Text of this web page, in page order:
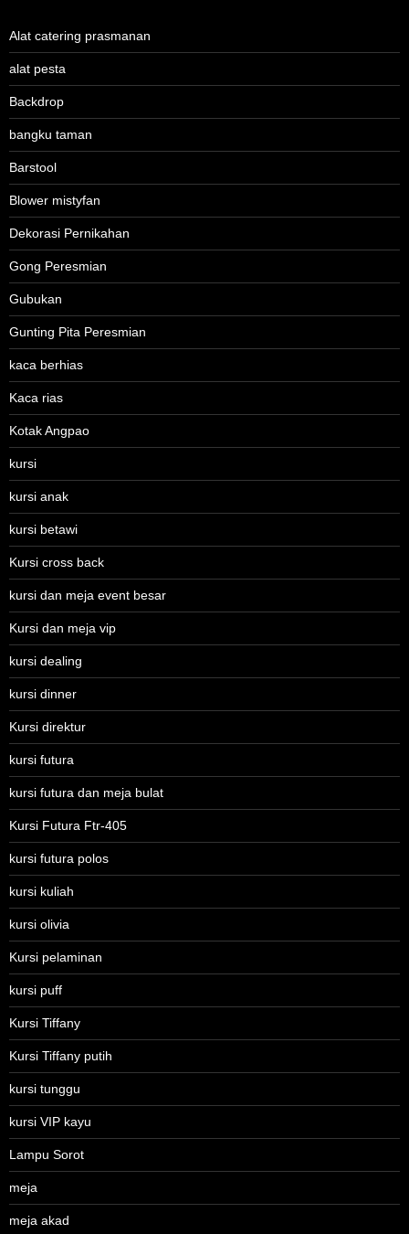
Alat catering prasmanan
alat pesta
Backdrop
bangku taman
Barstool
Blower mistyfan
Dekorasi Pernikahan
Gong Peresmian
Gubukan
Gunting Pita Peresmian
kaca berhias
Kaca rias
Kotak Angpao
kursi
kursi anak
kursi betawi
Kursi cross back
kursi dan meja event besar
Kursi dan meja vip
kursi dealing
kursi dinner
Kursi direktur
kursi futura
kursi futura dan meja bulat
Kursi Futura Ftr-405
kursi futura polos
kursi kuliah
kursi olivia
Kursi pelaminan
kursi puff
Kursi Tiffany
Kursi Tiffany putih
kursi tunggu
kursi VIP kayu
Lampu Sorot
meja
meja akad